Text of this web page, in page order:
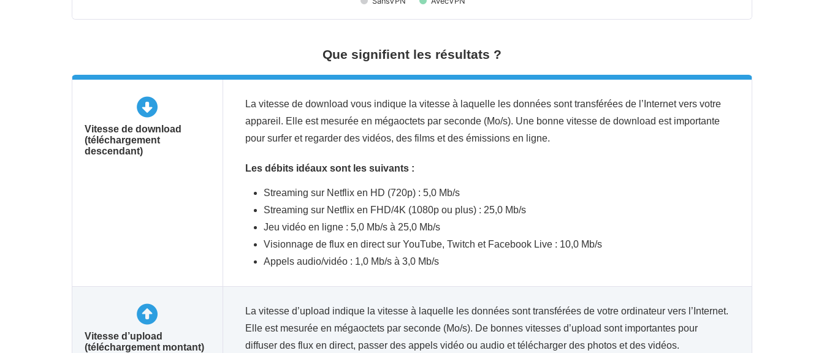
Que signifient les résultats ?
Vitesse de download
(téléchargement
descendant)
La vitesse de download vous indique la vitesse à laquelle les données sont transférées de l’Internet vers votre
appareil. Elle est mesurée en mégaoctets par seconde (Mo/s). Une bonne vitesse de download est importante
pour surfer et regarder des vidéos, des films et des émissions en ligne.
Les débits idéaux sont les suivants :
Streaming sur Netflix en HD (720p) : 5,0 Mb/s
Streaming sur Netflix en FHD/4K (1080p ou plus) : 25,0 Mb/s
Jeu vidéo en ligne : 5,0 Mb/s à 25,0 Mb/s
Visionnage de flux en direct sur YouTube, Twitch et Facebook Live : 10,0 Mb/s
Appels audio/vidéo : 1,0 Mb/s à 3,0 Mb/s
Vitesse d’upload
(téléchargement montant)
La vitesse d’upload indique la vitesse à laquelle les données sont transférées de votre ordinateur vers l’Internet.
Elle est mesurée en mégaoctets par seconde (Mo/s). De bonnes vitesses d’upload sont importantes pour
diffuser des flux en direct, passer des appels vidéo ou audio et télécharger des photos et des vidéos.